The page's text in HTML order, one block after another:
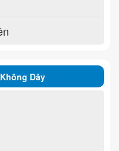
Dây